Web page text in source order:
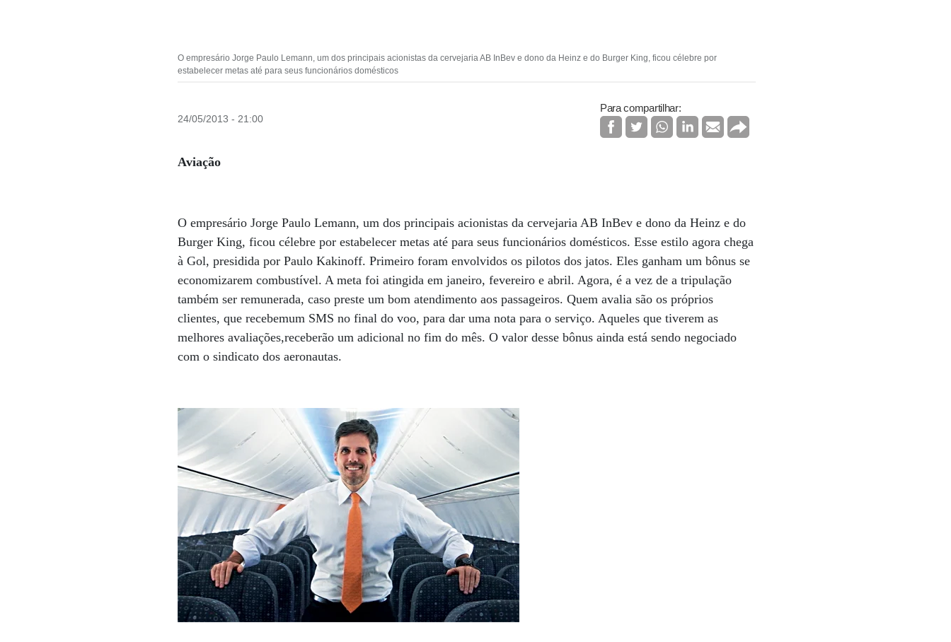
O empresário Jorge Paulo Lemann, um dos principais acionistas da cervejaria AB InBev e dono da Heinz e do Burger King, ficou célebre por
estabelecer metas até para seus funcionários domésticos
24/05/2013 - 21:00
Para compartilhar:
Aviação
O empresário Jorge Paulo Lemann, um dos principais acionistas da cervejaria AB InBev e dono da Heinz e do
Burger King, ficou célebre por estabelecer metas até para seus funcionários domésticos. Esse estilo agora chega
à Gol, presidida por Paulo Kakinoff. Primeiro foram envolvidos os pilotos dos jatos. Eles ganham um bônus se
economizarem combustível. A meta foi atingida em janeiro, fevereiro e abril. Agora, é a vez de a tripulação
também ser remunerada, caso preste um bom atendimento aos passageiros. Quem avalia são os próprios
clientes, que recebemum SMS no final do voo, para dar uma nota para o serviço. Aqueles que tiverem as
melhores avaliações,receberão um adicional no fim do mês. O valor desse bônus ainda está sendo negociado
com o sindicato dos aeronautas.